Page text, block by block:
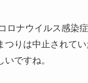
ロナウイルス感染
つりは中止されて
ですね。